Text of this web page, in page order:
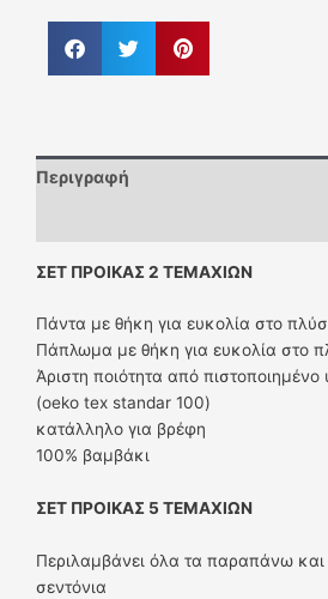
Περιγραφή
ΣΕΤ ΠΡΟΙΚΑΣ 2 ΤΕΜΑΧΙΩΝ
Πάντα με θήκη για ευκολία στο
Πάπλωμα με θήκη για ευκολία στο
Άριστη ποιότητα από
(oeko tex standar 100)
κατάλληλο για βρέφη
100% βαμβάκι
ΣΕΤ ΠΡΟΙΚΑΣ 5 ΤΕΜΑΧΙΩΝ
Περιλαμβάνει όλα τα παραπάνω και
σεντόνια